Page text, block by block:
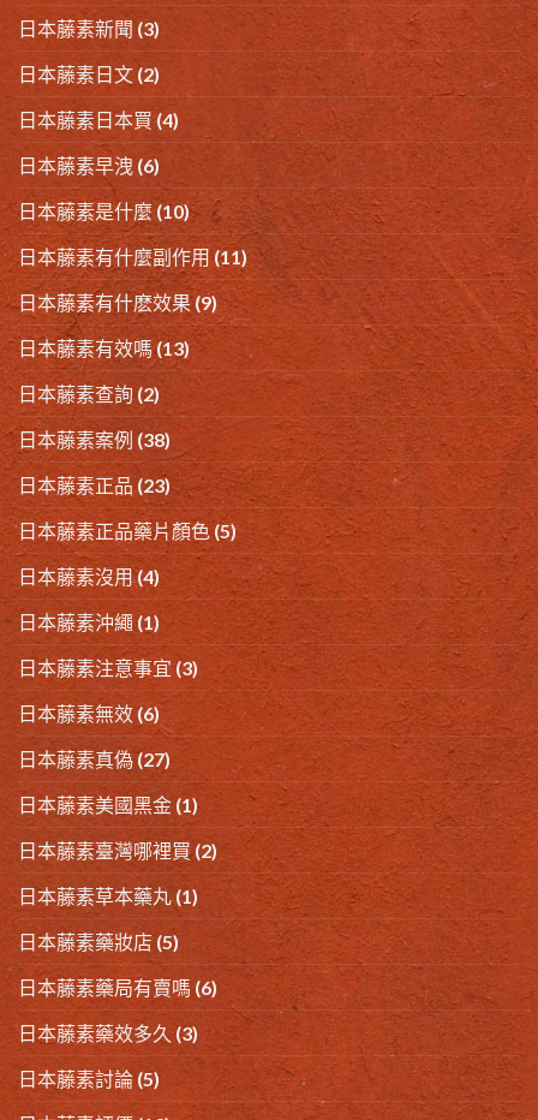
日本藤素新聞 (3)
日本藤素日文 (2)
日本藤素日本買 (4)
日本藤素早洩 (6)
日本藤素是什麼 (10)
日本藤素有什麼副作用 (11)
日本藤素有什麽效果(9)
日本藤素有效嗎(13)
日本藤素查詢 (2)
日本藤素案例 (38)
日本藤素正品 (23)
日本藤素正品藥片顏色(5)
日本藤素沒用(4)
日本藤素沖繩 (1)
日本藤素注意事宜 (3)
日本藤素無效 (6)
日本藤素真偽 (27)
日本藤素美國黑金 (1)
日本藤素臺灣哪裡買 (2)
日本藤素草本藥丸 (1)
日本藤素藥妝店 (5)
日本藤素藥局有賣嗎 (6)
日本藤素藥效多久 (3)
日本藤素討論 (5)